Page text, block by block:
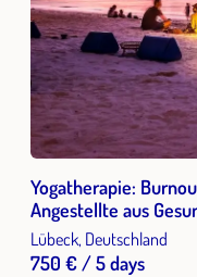
Yogatherapie:
Angestellte aus
Multiplikatoren
Lübeck, Deutschland
750 € / 5 days